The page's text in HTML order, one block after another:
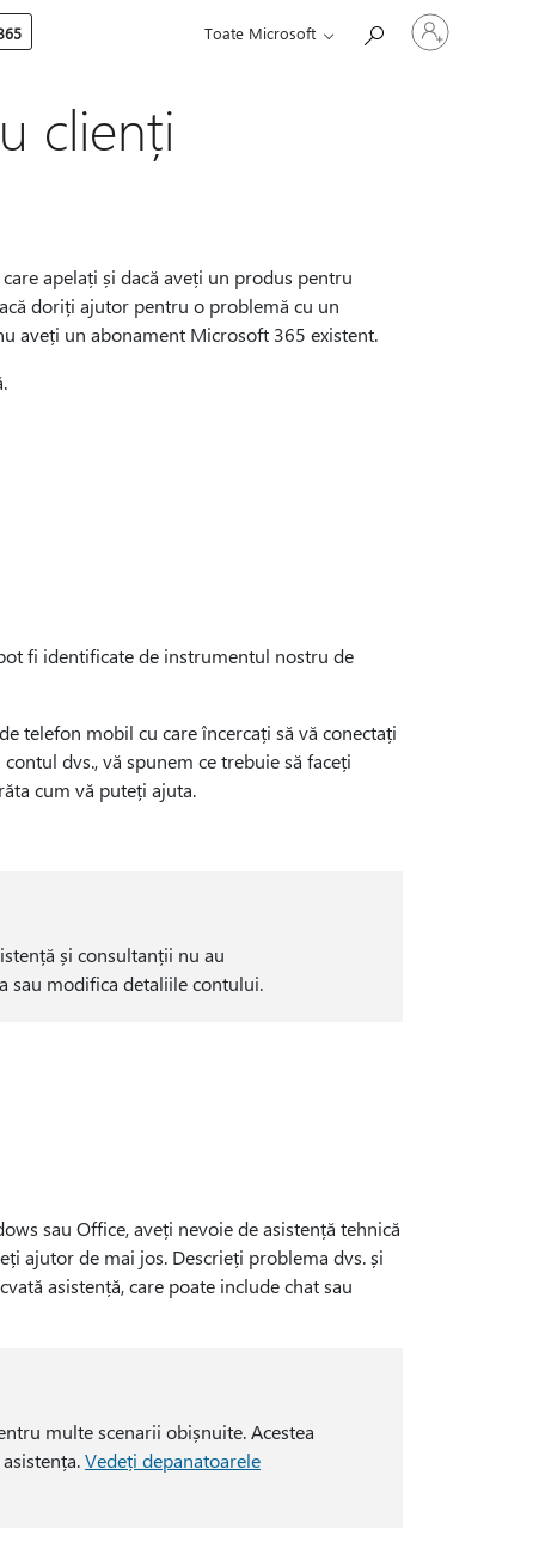
Toate Microsoft
Conectați-
vă
clienți
apelați și dacă aveți un produs pentru
doriți ajutor pentru o problemă cu un
aveți un abonament Microsoft 365 existent.
fi identificate de instrumentul nostru de
telefon mobil cu care încercați să vă conectați
dvs., vă spunem ce trebuie să faceți
cum vă puteți ajuta.
și consultanții nu au
sau modifica detaliile contului.
sau Office, aveți nevoie de asistență tehnică
ajutor de mai jos. Descrieți problema dvs. și
asistență, care poate include chat sau
multe scenarii obișnuite. Acestea
Vedeți depanatoarele